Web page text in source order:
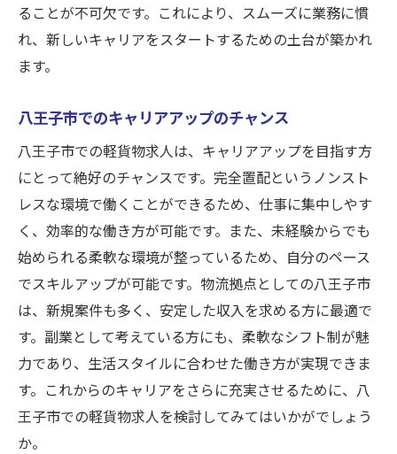
ることが不可欠です。これにより、スムーズに業務に慣
れ、新しいキャリアをスタートするための土台が築かれ
ます。
八王子市でのキャリアアップのチャンス
八王子市での軽貨物求人は、キャリアアップを目指す方
にとって絶好のチャンスです。完全置配というノンスト
レスな環境で働くことができるため、仕事に集中しやす
く、効率的な働き方が可能です。また、未経験からでも
始められる柔軟な環境が整っているため、自分のペース
でスキルアップが可能です。物流拠点としての八王子市
は、新規案件も多く、安定した収入を求める方に最適で
す。副業として考えている方にも、柔軟なシフト制が魅
力であり、生活スタイルに合わせた働き方が実現できま
す。これからのキャリアをさらに充実させるために、八
王子市での軽貨物求人を検討してみてはいかがでしょう
か。